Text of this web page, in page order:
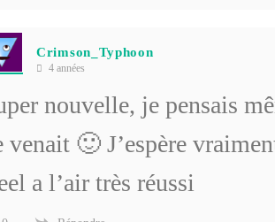
Crimson_Typhoon
4 années
nouvelle, je pensais
venait 🙂 J’espère
a l’air très réussi